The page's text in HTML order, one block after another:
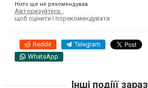
Ніхто ще не рекомендував
Авторизуйтесь
щоб оцінити і порекомендувати
Reddit Telegram
WhatsApp
Інші подіїї зараз